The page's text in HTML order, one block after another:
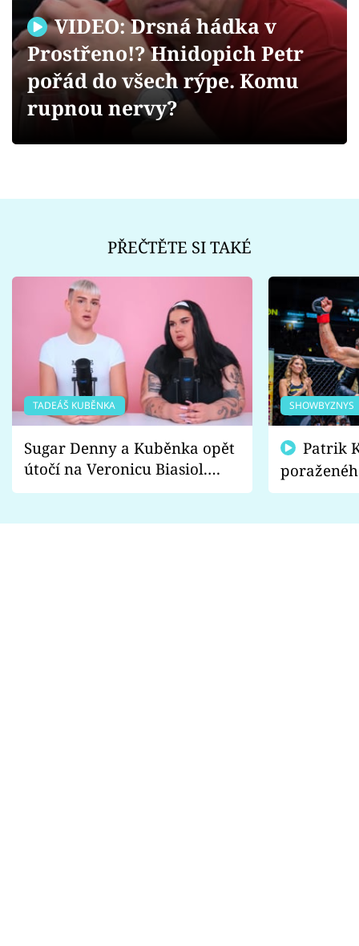
Videa
Sledujte prima+
VIDEO: Drsná hádka v
Prostřeno!? Hnidopich Petr
pořád do všech rýpe. Komu
rupnou nervy?
PŘEČTĚTE SI TAKÉ
TADEÁŠ KUBĚNKA
Sugar Denny a Kuběnka opět
útočí na Veronicu Biasiol.
Proč je podle nich falešná a
SHOWBYZNYS
fanoušci